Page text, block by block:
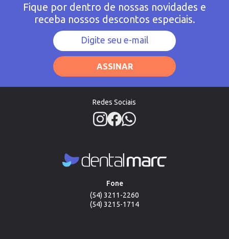
Fique por dentro de nossas novidades e
receba nossos descontos especiais.
ASSINAR
Redes Sociais
Fone
(54) 3211-2260
(54) 3215-1714